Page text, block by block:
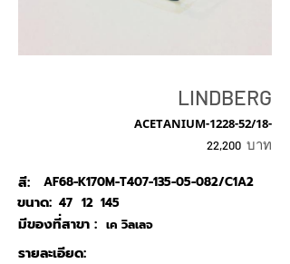
LINDBERG
ACETANIUM-1228-52/18-
22,200 บาท
สี:
AF68-K170M-T407-135-05-082/C1A2
47
ขนาด: 12 145
เค วิลเลจ
มีของที่สาขา :
รายละเอียด: